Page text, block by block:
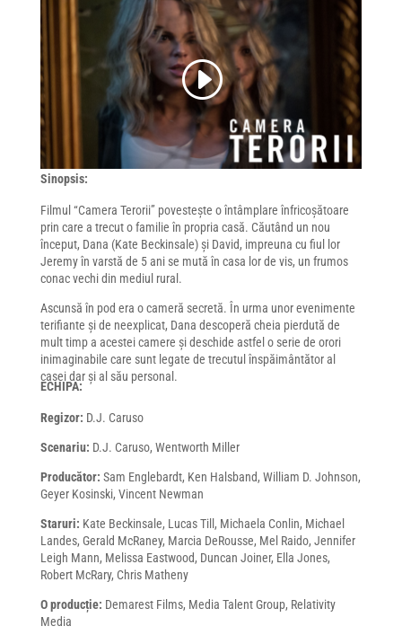
Sinopsis:
Filmul “Camera Terorii” povestește o întâmplare înfricoșătoare
prin care a trecut o familie în propria casă. Căutând un nou
început, Dana (Kate Beckinsale) și David, impreuna cu fiul lor
Jeremy în varstă de 5 ani se mută în casa lor de vis, un frumos
conac vechi din mediul rural.
Ascunsă în pod era o cameră secretă. În urma unor evenimente
terifiante și de neexplicat, Dana descoperă cheia pierdută de
mult timp a acestei camere și deschide astfel o serie de orori
inimaginabile care sunt legate de trecutul înspăimântător al
casei dar și al său personal.
ECHIPA:
Regizor: D.J. Caruso
Scenariu: D.J. Caruso, Wentworth Miller
Producător: Sam Englebardt, Ken Halsband, William D. Johnson,
Geyer Kosinski, Vincent Newman
Staruri: Kate Beckinsale, Lucas Till, Michaela Conlin, Michael
Landes, Gerald McRaney, Marcia DeRousse, Mel Raido, Jennifer
Leigh Mann, Melissa Eastwood, Duncan Joiner, Ella Jones,
Robert McRary, Chris Matheny
O producție: Demarest Films, Media Talent Group, Relativity
Media